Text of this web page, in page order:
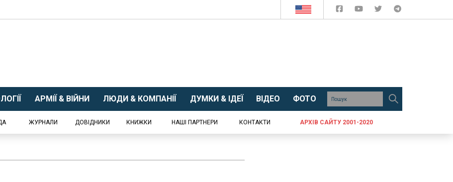
АРМІЇ & ВІЙНИ ЛЮДИ & КОМПАНІЇ ДУМКИ & ІДЕЇ ВІДЕО ФОТО
ЖУРНАЛИ ДОВІДНИКИ КНИЖКИ НАШІ ПАРТНЕРИ КОНТАКТИ АРХІВ САЙТУ 2001-2020